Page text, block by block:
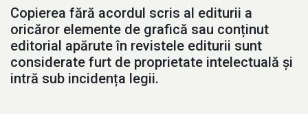
Copierea fără acordul scris al editurii a
oricăror elemente de grafică sau conținut
editorial apărute în revistele editurii sunt
considerate furt de proprietate intelectuală și
intră sub incidența legii.